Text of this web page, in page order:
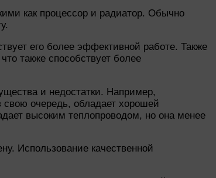
как процессор и радиатор. Обычно
его более эффективной работе. Также
также способствует более
и недостатки. Например,
свою очередь, обладает хорошей
высоким теплопроводом, но она менее
Использование качественной